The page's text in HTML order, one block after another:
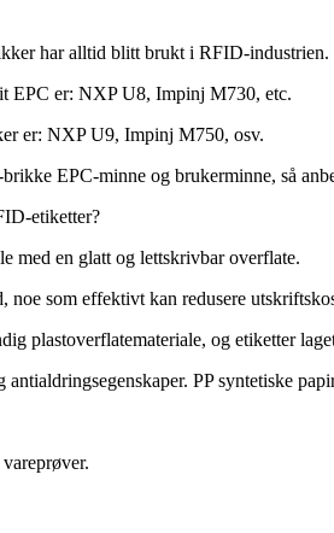
har alltid blitt brukt i RFID-industrien.
EPC er: NXP U8, Impinj M730, etc.
er: NXP U9, Impinj M750, osv.
EPC-minne og brukerminne, så
etiketter?
med en glatt og lettskrivbar overflate.
som effektivt kan redusere
plastoverflatemateriale, og etiketter
PP syntetiske